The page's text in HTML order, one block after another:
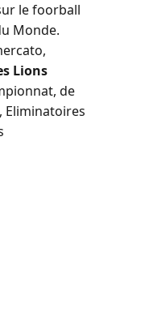
le foorball
Monde.
Lions
de
Eliminatoires